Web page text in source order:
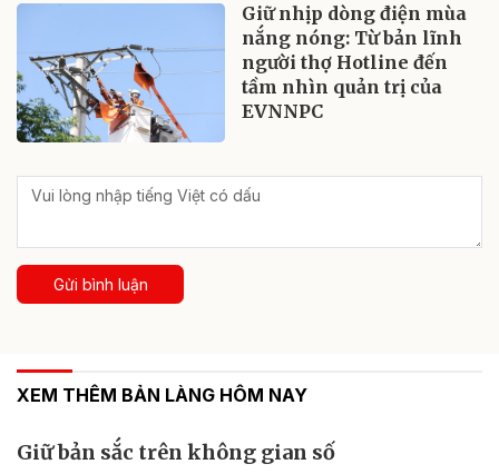
Giữ nhịp dòng điện mùa
nắng nóng: Từ bản lĩnh
người thợ Hotline đến
tầm nhìn quản trị của
EVNNPC
Gửi bình luận
XEM THÊM BẢN LÀNG HÔM NAY
Giữ bản sắc trên không gian số